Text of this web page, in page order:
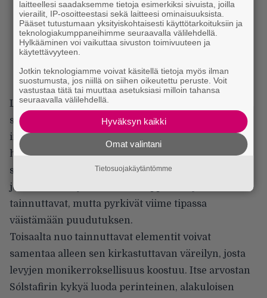
Livekokemuksena Sólstafir voi kääntyä kahteen
suuntaan. Faneille raskaasti hakkaavien
instrumentaalisten sektioiden ja muutamaan
harkitusti kajahtelevaan näppäilyyn laskevien
syvänteiden vuorottelu voi tuottaa transsiin
johtavan elämyksen. Pitkät kappaleet ajoittain
tainnuttavat, mutta pyrkivät viime tipassa
väistämään puudutuksen.
Toisaalta nuo tainnuttavat elementit voivat
samentaa alleen sen kirkastuttavan väreilyn, josta
levyjen monikerroksellisuus koostuu. Itse arvostan
Sólstafirin kykyä luoda perinteinen, alakuloisen
laitteellesi saadaksemme tietoja esimerkiksi sivuista, joilla
vierailit, IP-osoitteestasi sekä laitteesi ominaisuuksista.
Pääset tutustumaan yksityiskohtaisesti käyttötarkoituksiin ja
teknologiakumppaneihimme seuraavalla välilehdellä.
Hylkääminen voi vaikuttaa sivuston toimivuuteen ja
käytettävyyteen.
Jotkin teknologiamme voivat käsitellä tietoja myös ilman
suostumusta, jos niillä on siihen oikeutettu peruste. Voit
vastustaa tätä tai muuttaa asetuksiasi milloin tahansa
seuraavalla välilehdellä.
Hyväksyn kaikki
Omat valintani
Tietosuojakäytäntömme